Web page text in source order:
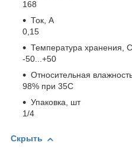
168
Ток, А
0,15
Температура хранения, C
-50...+50
Относительная
98% при 35С
Упаковка, шт
1/4
Скрыть